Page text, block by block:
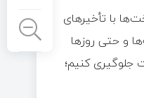
با تأخیرهای
و حتی روزها
جلوگیری کنیم؛